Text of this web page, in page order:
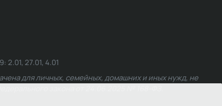
27.01, 4.01
для личных, семейных, домашних и иных нужд, не